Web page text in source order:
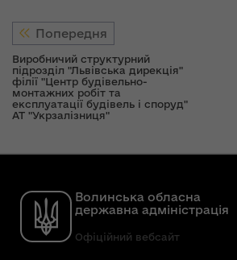
Попередня
Виробничий структурний
підрозділ "Львівська дирекція"
філії "Центр будівельно-
монтажних робіт та
експлуатації будівель і споруд"
АТ "Укрзалізниця"
Волинська обласна
державна адміністрація
Офіційний вебсайт